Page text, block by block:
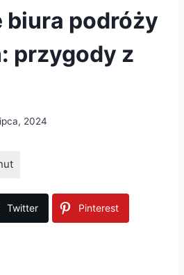
biura podróży
przygody z
2024
Twitter Pinterest